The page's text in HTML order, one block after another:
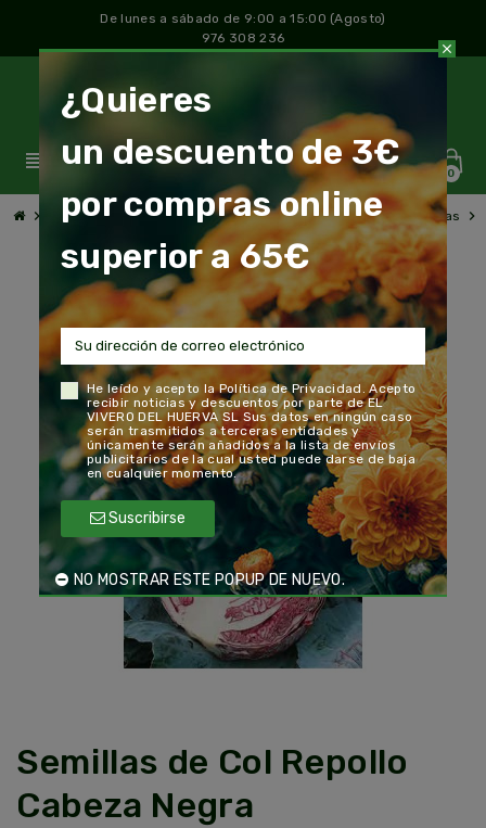
De lunes a sábado de 9:00 a 15:00 (Agosto)
976 308 236
view_headline 0
chevron_right Jardín y Huertochevron_right Semillas y semilleros chevron_rightSemillas Hortícolas chevron_right
Semillas de Col Repollo
Cabeza Negra
close
¿Quieres
un descuento de 3€
por compras online
superior a 65€
He leído y acepto laPolítica de Privacidad . Acepto
recibir noticias y descuentos por parte de EL
VIVERO DEL HUERVA SL Sus datos en ningún caso
serán trasmitidos a terceras entidades y
únicamente serán añadidos a la lista de envíos
publicitarios de la cual usted puede darse de baja
en cualquier momento.
Suscribirse
NO MOSTRAR ESTE POPUP DE NUEVO.